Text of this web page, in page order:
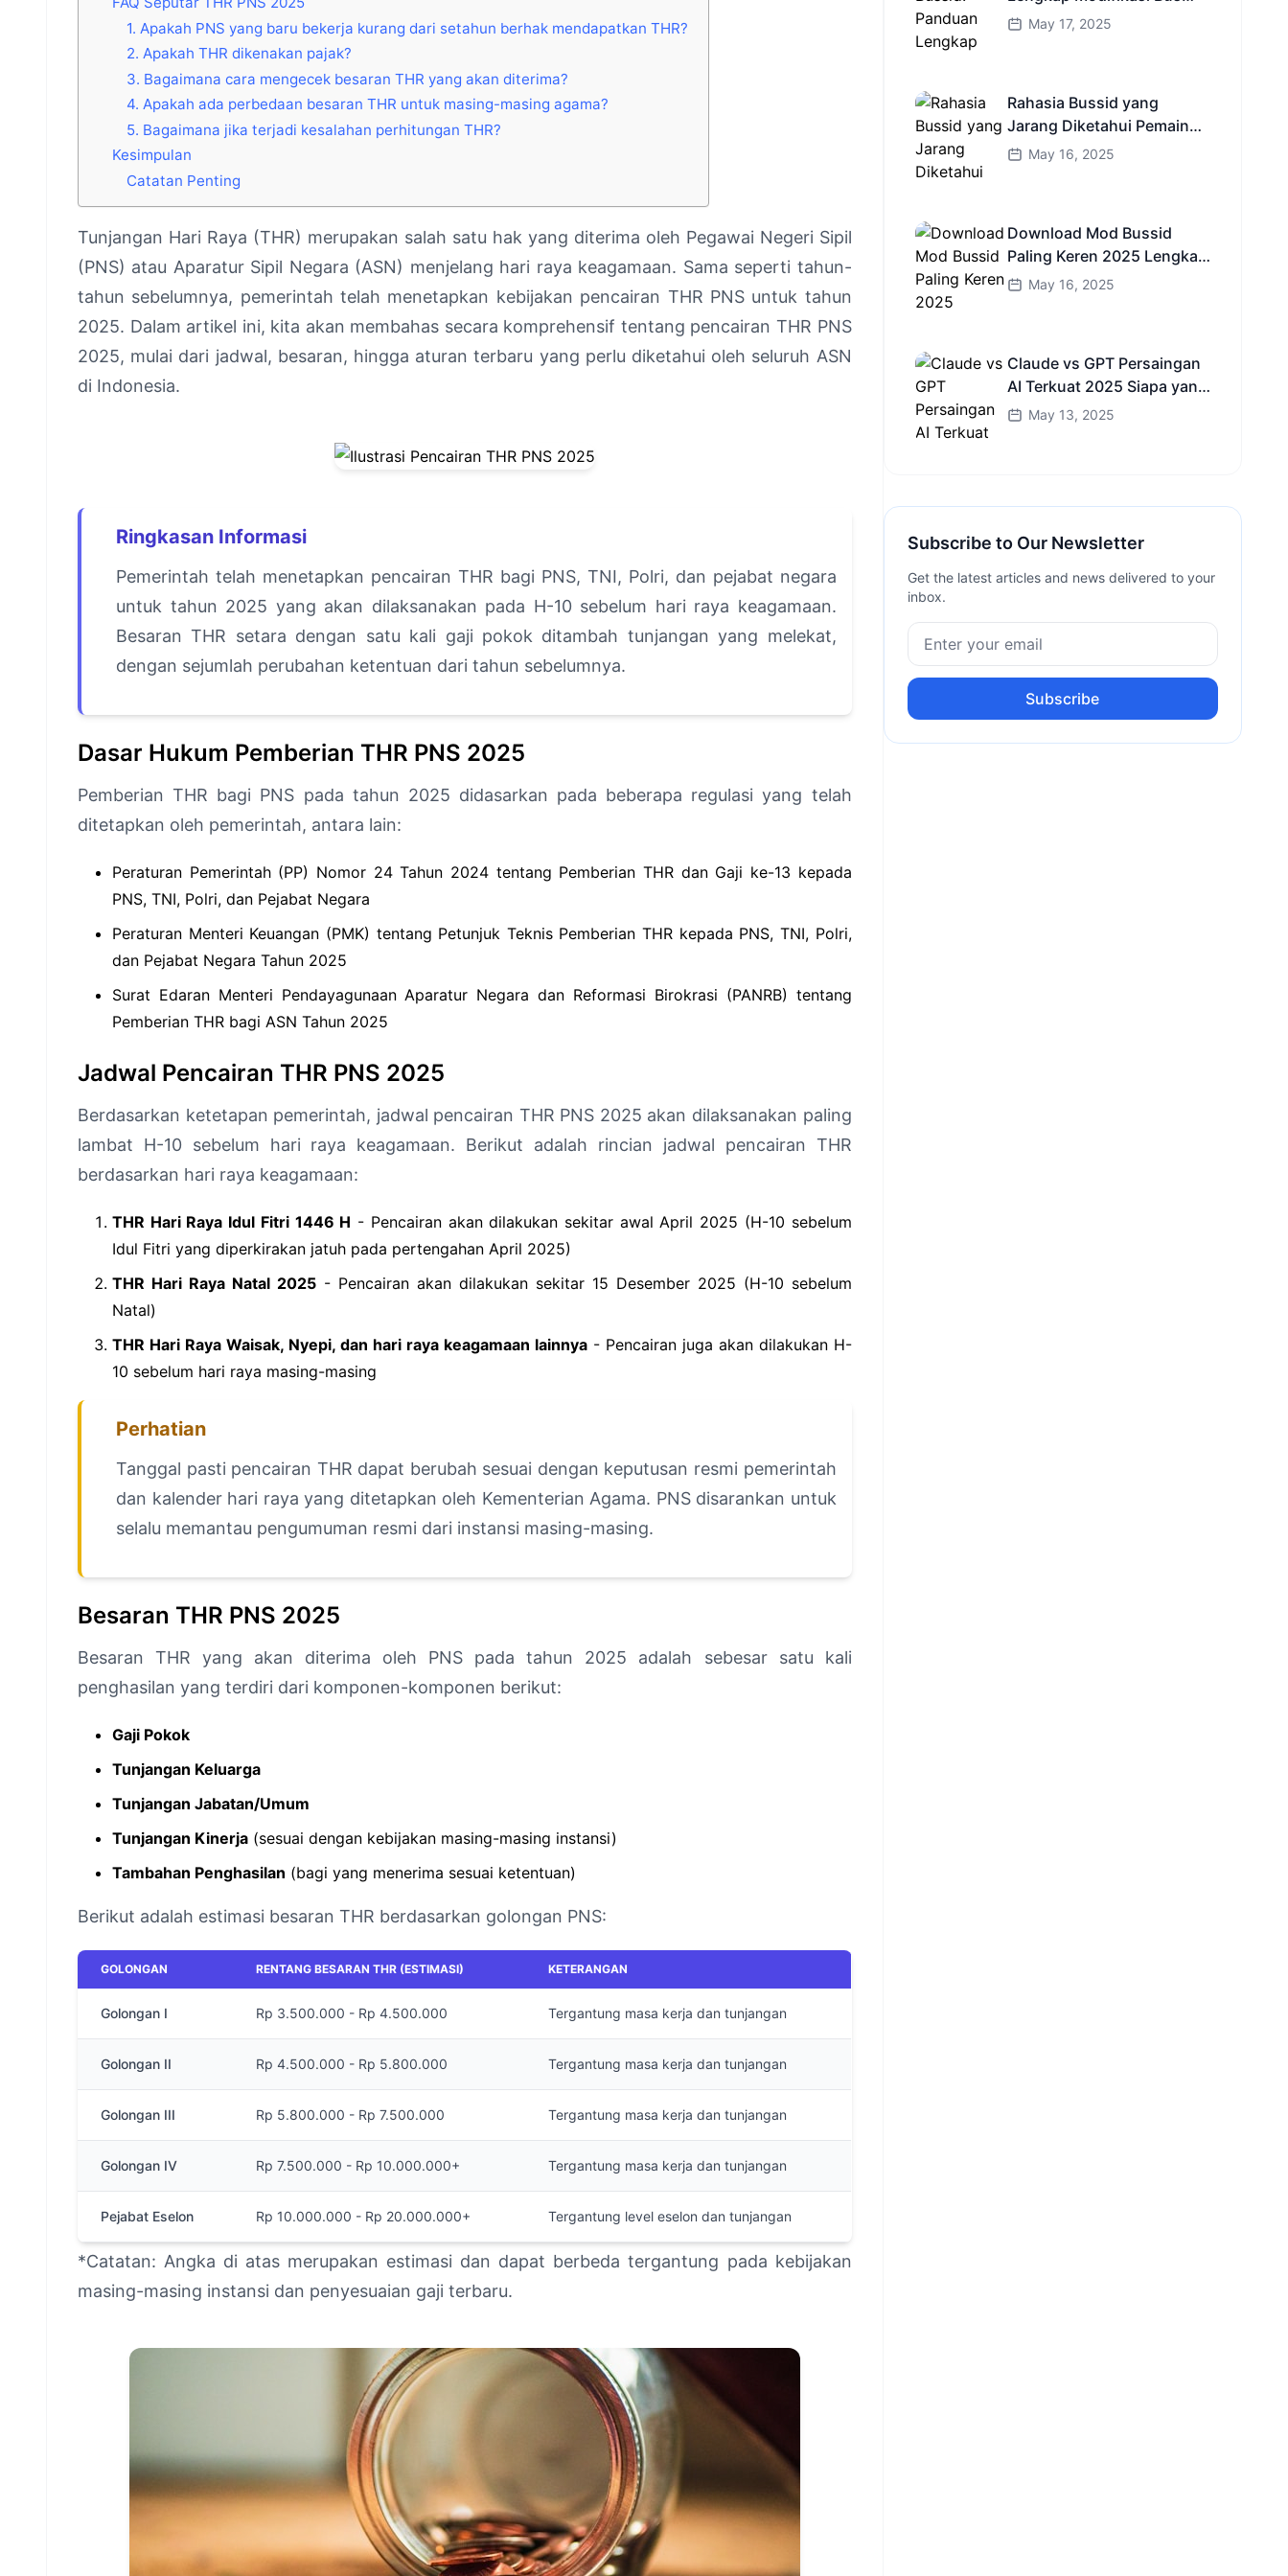
1. Apakah PNS yang baru bekerja kurang dari setahun berhak mendapatkan THR?
2. Apakah THR dikenakan pajak?
3. Bagaimana cara mengecek besaran THR yang akan diterima?
4. Apakah ada perbedaan besaran THR untuk masing-masing agama?
5. Bagaimana jika terjadi kesalahan perhitungan THR?
Kesimpulan
Catatan Penting
Tunjangan Hari Raya (THR) merupakan salah satu hak yang diterima oleh Pegawai Negeri Sipil
(PNS) atau Aparatur Sipil Negara (ASN) menjelang hari raya keagamaan. Sama seperti tahun-
tahun sebelumnya, pemerintah telah menetapkan kebijakan pencairan THR PNS untuk tahun
2025. Dalam artikel ini, kita akan membahas secara komprehensif tentang pencairan THR PNS
2025, mulai dari jadwal, besaran, hingga aturan terbaru yang perlu diketahui oleh seluruh ASN
di Indonesia.
Ringkasan Informasi
Pemerintah telah menetapkan pencairan THR bagi PNS, TNI, Polri, dan pejabat negara
untuk tahun 2025 yang akan dilaksanakan pada H-10 sebelum hari raya keagamaan.
Besaran THR setara dengan satu kali gaji pokok ditambah tunjangan yang melekat,
dengan sejumlah perubahan ketentuan dari tahun sebelumnya.
Dasar Hukum Pemberian THR PNS 2025
Pemberian THR bagi PNS pada tahun 2025 didasarkan pada beberapa regulasi yang telah
ditetapkan oleh pemerintah, antara lain:
Peraturan Pemerintah (PP) Nomor 24 Tahun 2024 tentang Pemberian THR dan Gaji ke-13 kepada
PNS, TNI, Polri, dan Pejabat Negara
Peraturan Menteri Keuangan (PMK) tentang Petunjuk Teknis Pemberian THR kepada PNS, TNI, Polri,
dan Pejabat Negara Tahun 2025
Surat Edaran Menteri Pendayagunaan Aparatur Negara dan Reformasi Birokrasi (PANRB) tentang
Pemberian THR bagi ASN Tahun 2025
Jadwal Pencairan THR PNS 2025
Berdasarkan ketetapan pemerintah, jadwal pencairan THR PNS 2025 akan dilaksanakan paling
lambat H-10 sebelum hari raya keagamaan. Berikut adalah rincian jadwal pencairan THR
berdasarkan hari raya keagamaan:
THR Hari Raya Idul Fitri 1446 H - Pencairan akan dilakukan sekitar awal April 2025 (H-10 sebelum
Idul Fitri yang diperkirakan jatuh pada pertengahan April 2025)
THR Hari Raya Natal 2025- Pencairan akan dilakukan sekitar 15 Desember 2025 (H-10 sebelum
Natal)
THR Hari Raya Waisak, Nyepi, dan hari raya keagamaan lainnya- Pencairan juga akan dilakukan H-
10 sebelum hari raya masing-masing
Perhatian
Tanggal pasti pencairan THR dapat berubah sesuai dengan keputusan resmi pemerintah
dan kalender hari raya yang ditetapkan oleh Kementerian Agama. PNS disarankan untuk
selalu memantau pengumuman resmi dari instansi masing-masing.
Besaran THR PNS 2025
Besaran THR yang akan diterima oleh PNS pada tahun 2025 adalah sebesar satu kali
penghasilan yang terdiri dari komponen-komponen berikut:
Gaji Pokok
Tunjangan Keluarga
Tunjangan Jabatan/Umum
Tunjangan Kinerja (sesuai dengan kebijakan masing-masing instansi)
Tambahan Penghasilan (bagi yang menerima sesuai ketentuan)
Berikut adalah estimasi besaran THR berdasarkan golongan PNS:
GOLONGAN RENTANG BESARAN THR (ESTIMASI) KETERANGAN
Golongan I Rp 3.500.000 - Rp 4.500.000 Tergantung masa kerja dan tunjangan
Golongan II Rp 4.500.000 - Rp 5.800.000 Tergantung masa kerja dan tunjangan
Golongan III Rp 5.800.000 - Rp 7.500.000 Tergantung masa kerja dan tunjangan
Golongan IV Rp 7.500.000 - Rp 10.000.000+ Tergantung masa kerja dan tunjangan
Pejabat Eselon Rp 10.000.000 - Rp 20.000.000+ Tergantung level eselon dan tunjangan
*Catatan: Angka di atas merupakan estimasi dan dapat berbeda tergantung pada kebijakan
masing-masing instansi dan penyesuaian gaji terbaru.
Simulator Indonesia
May 17, 2025
Rahasia Bussid yang
Jarang Diketahui Pemain
Baru Kamu Wajib Coba!
May 16, 2025
Download Mod Bussid
Paling Keren 2025 Lengkap
Mobil Bus dan Truk HD
May 16, 2025
Claude vs GPT Persaingan
AI Terkuat 2025 Siapa yang
Lebih Cerdas?
May 13, 2025
Subscribe to Our Newsletter
Get the latest articles and news delivered to your
inbox.
Subscribe